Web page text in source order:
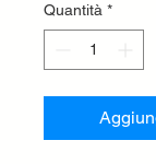
Quantità *